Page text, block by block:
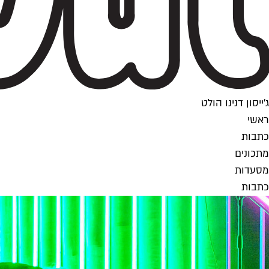
ג'ייסון דנינו הולט
ראשי
כתבות
מתכונים
מסעדות
כתבות